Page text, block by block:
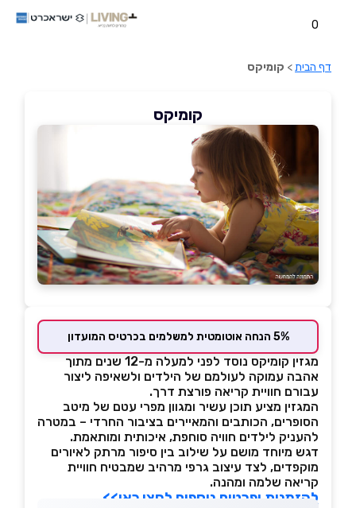
0
דף הבית> קומיקס
קומיקס
5% הנחה אוטומטית למשלמים בכרטיס המועדון
מגזין קומיקס נוסד לפני למעלה מ-12 שנים מתוך
אהבה עמוקה לעולמם של הילדים ולשאיפה ליצור
עבורם חוויית קריאה פורצת דרך.
המגזין מציע תוכן עשיר ומגוון מפרי עטם של מיטב
הסופרים, הכותבים והמאיירים בציבור החרדי – במטרה
להעניק לילדים חוויה סוחפת, איכותית ומותאמת.
דגש מיוחד מושם על שילוב בין סיפור מרתק לאיורים
מוקפדים, לצד עיצוב גרפי מרהיב שמבטיח חוויית
קריאה שלמה ומהנה.
להזמנות ופרטים נוספים לחצו כאן>>